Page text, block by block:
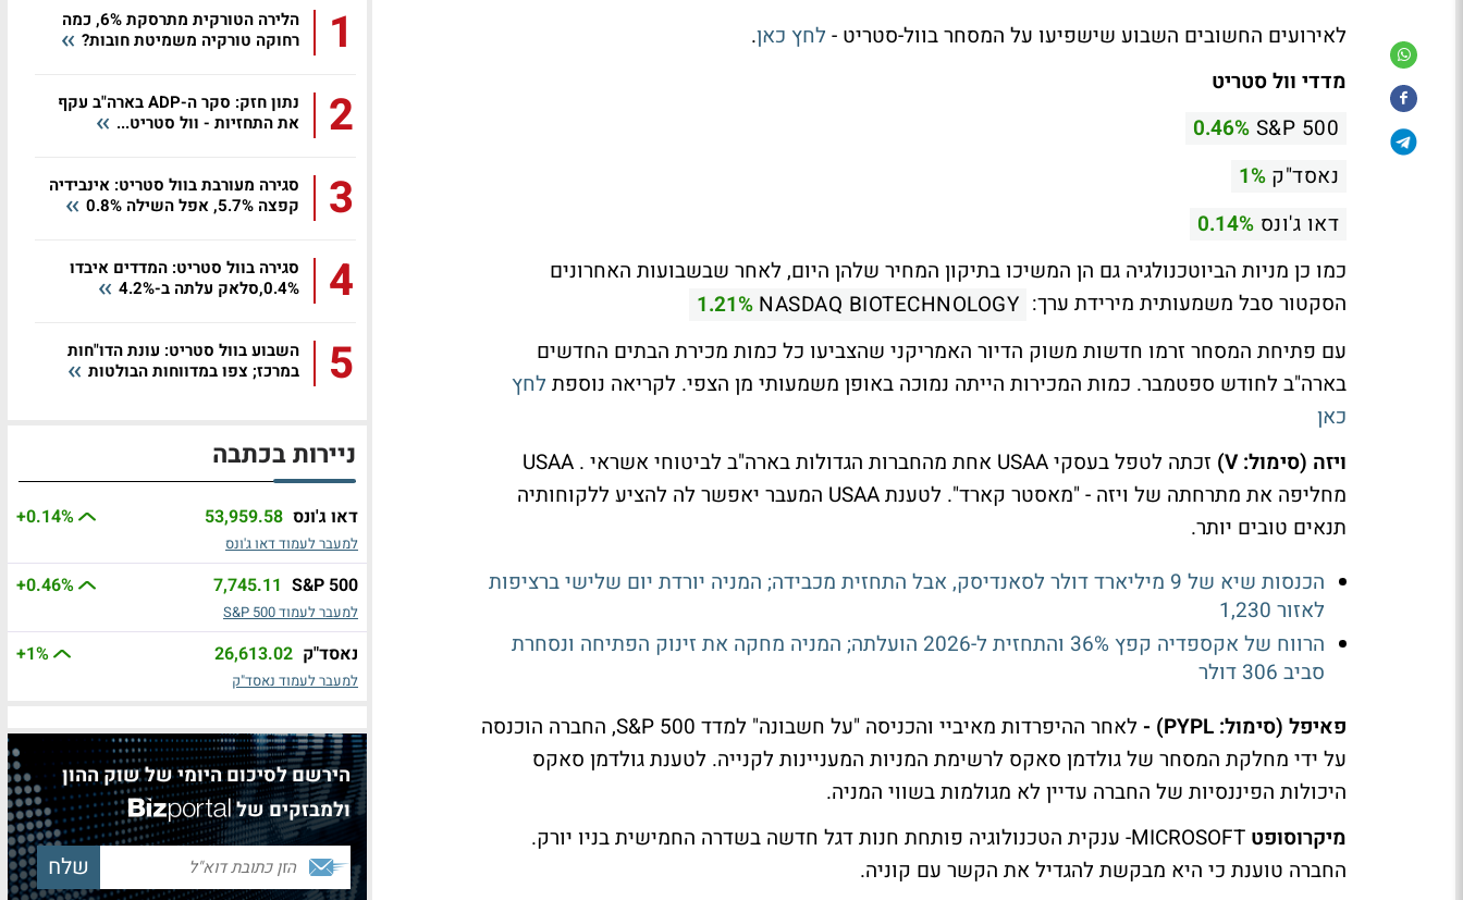
לאירועים החשובים השבוע שישפיעו על המסחר בוול-סטריט - לחץ כאן.
מדדי וול סטריט
S&P 500
0.46%
נאסד"ק 1%
דאו ג'ונס 0.14%
כמו כן מניות הביוטכנולגיה גם הן המשיכו בתיקון המחיר שלהן היום, לאחר שבשבועות האחרונים
הסקטור סבל משמעותית מירידת ערך: NASDAQ BIOTECHNOLOGY
1.21%
עם פתיחת המסחר זרמו חדשות משוק הדיור האמריקני שהצביעו כל כמות מכירת הבתים החדשים
בארה"ב לחודש ספטמבר. כמות המכירות הייתה נמוכה באופן משמעותי מן הצפי. לקריאה נוספת לחץ
כאן
ויזה (סימול: V)
זכתה לטפל בעסקי USAA אחת מהחברות הגדולות בארה"ב לביטוחי אשראי . USAA
מחליפה את מתרחתה של ויזה - "מאסטר קארד". לטענת USAA המעבר יאפשר לה להציע ללקוחותיה
תנאים טובים יותר.
הכנסות שיא של 9 מיליארד דולר לסאנדיסק, אבל התחזית מכבידה; המניה יורדת יום שלישי ברציפות
לאזור 1,230
הרווח של אקספדיה קפץ 36% והתחזית ל-2026 הועלתה; המניה מחקה את זינוק הפתיחה ונסחרת
סביב 306 דולר
פאיפל (סימול: PYPL) -
לאחר ההיפרדות מאיביי והכניסה "על חשבונה" למדד S&P 500, החברה הוכנסה
על ידי מחלקת המסחר של גולדמן סאקס לרשימת המניות המעניינות לקנייה. לטענת גולדמן סאקס
היכולות הפיננסיות של החברה עדיין לא מגולמות בשווי המניה.
מיקרוסופט
MICROSOFT- ענקית הטכנולוגיה פותחת חנות דגל חדשה בשדרה החמישית בניו יורק.
החברה טוענת כי היא מבקשת להגדיל את הקשר עם קוניה.
1
הלירה הטורקית מתרסקת 6%, כמה
רחוקה טורקיה משמיטת חובות?
2
נתון חזק: סקר ה-ADP בארה"ב עקף
את התחזיות - וול סטריט...
3
סגירה מעורבת בוול סטריט: אינבידיה
קפצה 5.7%, אפל השילה 0.8%
4
סגירה בוול סטריט: המדדים איבדו
0.4%,סלאק עלתה ב-4.2%
5
השבוע בוול סטריט: עונת הדו"חות
במרכז; צפו במדווחות הבולטות
ניירות בכתבה
דאו ג'ונס 53,959.58
+0.14%
למעבר לעמוד דאו ג'ונס
S&P 500
7,745.11
+0.46%
למעבר לעמוד S&P 500
נאסד"ק 26,613.02
+1%
למעבר לעמוד נאסד"ק
הירשם לסיכום היומי של שוק ההון
ולמבזקים של